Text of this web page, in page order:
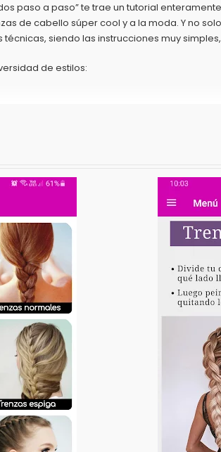
paso a paso” te trae un tutorial
de cabello súper cool y a la moda. Y no
siendo las instrucciones muy
de estilos:
previa, solamente una conexión a
mucho más, totalmente gratis!
complejo que se forma entrelazando tres
peinar y adornar el cabello humano y
el mundo.
este tutorial y diviértete aprendiendo cómo
Latest Version:
Released on: